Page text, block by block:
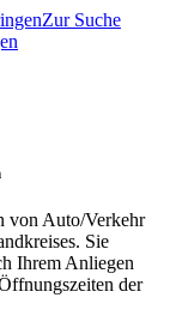
Zur Suche
von Auto/Verkehr
Sie
Ihrem Anliegen
der